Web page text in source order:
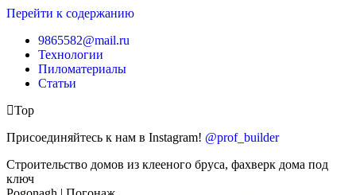
Перейти к содержанию
9865582@mail.ru
Технологии
Пиломатериалы
Статьи
Top
Присоединяйтесь к нам в Instagram! @prof_builder
Строительство домов из клееного бруса, фахверк дома под
ключ